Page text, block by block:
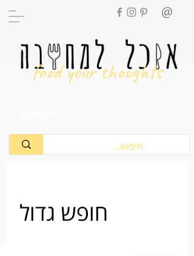
food your thoughts
חופש גדול